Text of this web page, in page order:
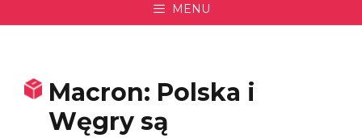
MENU
Macron: Polska i
Węgry są